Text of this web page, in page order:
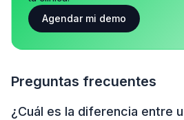
Agendar mi demo
Preguntas frecuentes
¿Cuál es la diferencia entre